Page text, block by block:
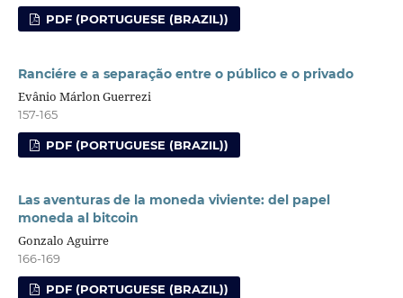
PDF (PORTUGUESE (BRAZIL))
Ranciére e a separação entre o público e o privado
Evânio Márlon Guerrezi
157-165
PDF (PORTUGUESE (BRAZIL))
Las aventuras de la moneda viviente: del papel
moneda al bitcoin
Gonzalo Aguirre
166-169
PDF (PORTUGUESE (BRAZIL))